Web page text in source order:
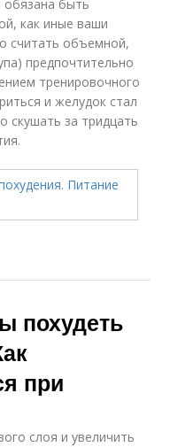
обязана быть
как иные ваши
считать объемной,
предпочтительно
тренировочного
и желудок стал
скушать за тридцать
похудеть
при
слоя и увеличить